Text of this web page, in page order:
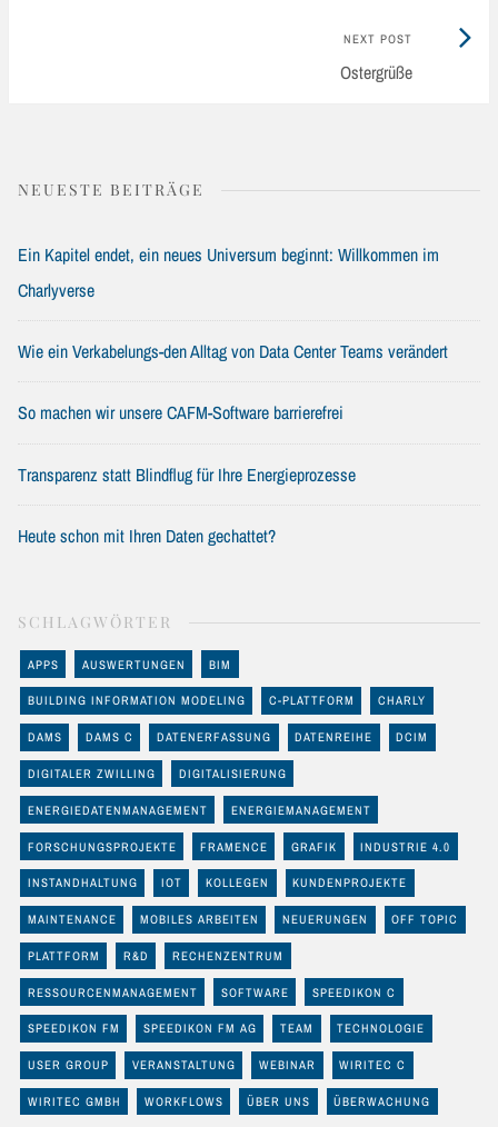
NEXT POST
Ostergrüße
NEUESTE BEITRÄGE
Ein Kapitel endet, ein neues Universum beginnt: Willkommen im
Charlyverse
Wie ein Verkabelungs-den Alltag von Data Center Teams verändert
So machen wir unsere CAFM-Software barrierefrei
Transparenz statt Blindflug für Ihre Energieprozesse
Heute schon mit Ihren Daten gechattet?
SCHLAGWÖRTER
APPS AUSWERTUNGEN BIM
BUILDING INFORMATION MODELING C-PLATTFORM CHARLY
DAMS DAMS C DATENERFASSUNG DATENREIHE DCIM
DIGITALER ZWILLING DIGITALISIERUNG
ENERGIEDATENMANAGEMENT ENERGIEMANAGEMENT
FORSCHUNGSPROJEKTE FRAMENCE GRAFIK INDUSTRIE 4.0
INSTANDHALTUNG IOT KOLLEGEN KUNDENPROJEKTE
MAINTENANCE MOBILES ARBEITEN NEUERUNGEN OFF TOPIC
PLATTFORM R&D RECHENZENTRUM
RESSOURCENMANAGEMENT SOFTWARE SPEEDIKON C
SPEEDIKON FM SPEEDIKON FM AG TEAM TECHNOLOGIE
USER GROUP VERANSTALTUNG WEBINAR WIRITEC C
WIRITEC GMBH WORKFLOWS ÜBER UNS ÜBERWACHUNG